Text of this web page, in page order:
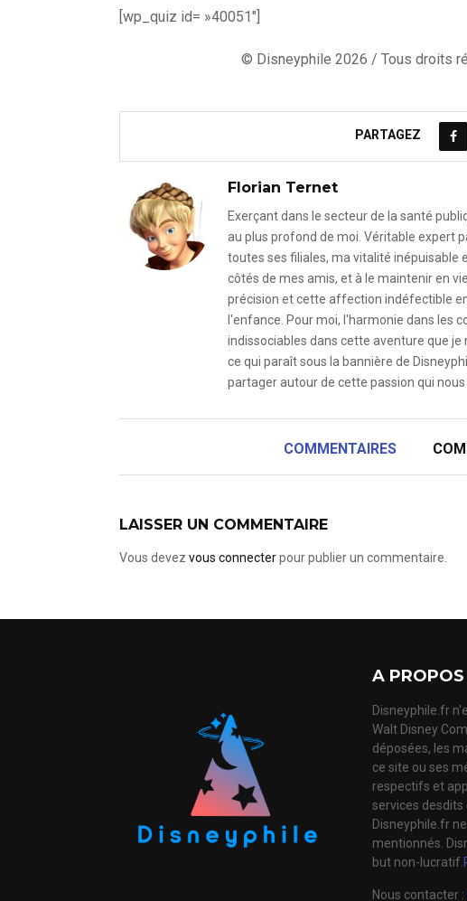
[wp_quiz id= »40051″]
© Disneyphile 2026 / Tous droits
PARTAGEZ
Florian Ternet
Exerçant dans le secteur de la santé
au plus profond de moi. Véritable expert
toutes ses filiales, ma vitalité inépuisable
côtés de mes amis, et à le maintenir en
précision et cette affection indéfectible
l'enfance. Pour moi, l'harmonie dans les
indissociables dans cette aventure que
ce qui paraît sous la bannière de
partager autour de cette passion qui nous
COMMENTAIRES
LAISSER UN COMMENTAIRE
Vous devez vous connecterpour publier un commentaire.
A
Disneyphile.fr
Walt Disney
déposées, les
ce site ou ses
respectifs et
services desdits
Disneyphile.fr
mentionnés.
but non-lucratif.
Nous contacter :